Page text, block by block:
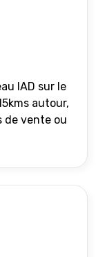
autour,
de vente ou